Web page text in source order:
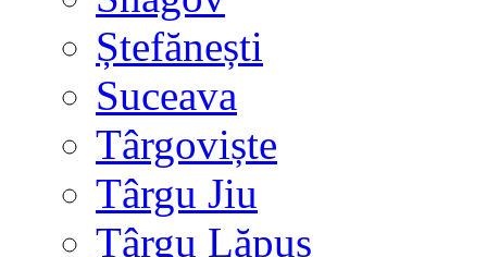
Ștefănești
Suceava
Târgoviște
Târgu Jiu
Târgu Lăpuș